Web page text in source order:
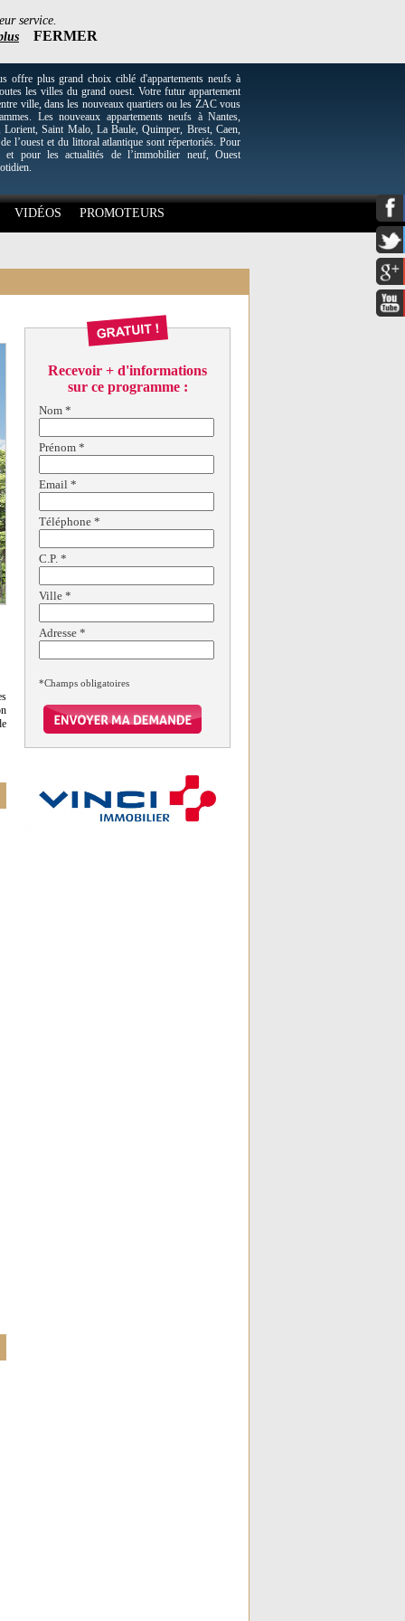
service.
FERMER
plus grand choix ciblé d'appartements neufs à
les villes du grand ouest. Votre futur appartement
ville, dans les nouveaux quartiers ou les ZAC vous
Les nouveaux appartements neufs à Nantes,
Lorient, Saint Malo, La Baule, Quimper, Brest, Caen,
l’ouest et du littoral atlantique sont répertoriés. Pour
et pour les actualités de l’immobilier neuf, Ouest
VIDÉOS PROMOTEURS
Recevoir + d'informations
sur ce programme :
Nom *
Prénom *
Email *
Téléphone *
C.P. *
Ville *
Adresse *
*Champs obligatoires